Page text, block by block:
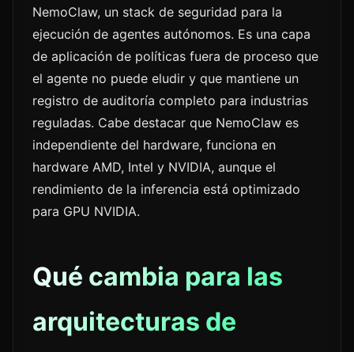
NemoClaw, un stack de seguridad para la
ejecución de agentes autónomos. Es una capa
de aplicación de políticas fuera de proceso que
el agente no puede eludir y que mantiene un
registro de auditoría completo para industrias
reguladas. Cabe destacar que NemoClaw es
independiente del hardware, funciona en
hardware AMD, Intel y NVIDIA, aunque el
rendimiento de la inferencia está optimizado
para GPU NVIDIA.
Qué cambia para las
arquitecturas de